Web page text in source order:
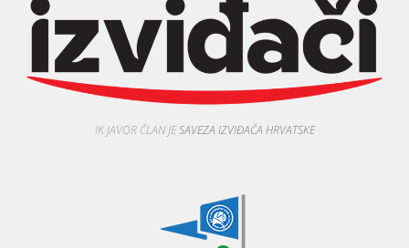
IK JAVOR ČLAN JESAVEZA IZVIĐAČA HRVATSKE